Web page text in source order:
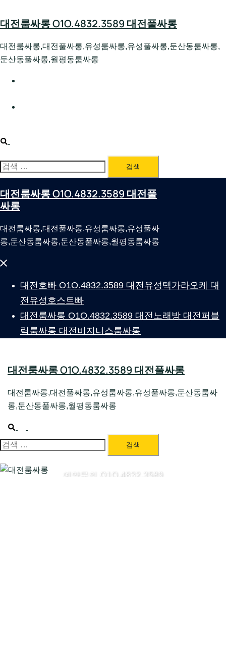
to
대전룸싸롱 O1O.4832.3589 대전풀싸롱
대전룸싸롱,대전풀싸롱,유성룸싸롱,유성풀싸롱,둔산동룸싸롱,
둔산동풀싸롱,월평동룸싸롱
Search
검
색:
대전룸싸롱 O1O.4832.3589 대전풀
싸롱
대전룸싸롱,대전풀싸롱,유성룸싸롱,유성풀싸
롱,둔산동룸싸롱,둔산동풀싸롱,월평동룸싸롱
Close
대전호빠 O1O.4832.3589 대전유성텍가라오케 대
전유성호스트빠
대전룸싸롱 O1O.4832.3589 대전노래방 대전퍼블
릭룸싸롱 대전비지니스룸싸롱
대전룸싸롱 O1O.4832.3589 대전풀싸롱
대전룸싸롱,대전풀싸롱,유성룸싸롱,유성풀싸롱,둔산동룸싸
롱,둔산동풀싸롱,월평동룸싸롱
Search
menu
검
대전룸싸롱 1위 하지원팀장
예약문의 O1O.4832.3589